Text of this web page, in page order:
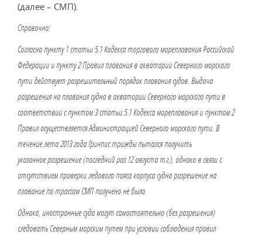
(далее – СМП).
Справочно:
Согласно пункту 1 статьи 5.1 Кодекса торгового мореплавания Российской
Федерации и пункту 2 Правил плавания в акватории Северного морского
пути действует разрешительный порядок плавания судов. Выдача
разрешения на плавания судна в акватории Северного морского пути в
соответствии с пунктом 3 статьи 5.1 Кодекса мореплавания и пунктом 2
Правил осуществляется Администрацией Северного морского пути. В
течение лета 2013 года Гринпис трижды пытался получить
указанное разрешение (последний раз 12 августа т.г.), однако в связи с
отсутствием проверки ледового пояса корпуса судна разрешение на
плавание по трассам СМП получено не было.
Однако, иностранные суда могут самостоятельно (без разрешения)
следовать Северным морским путем при условии соблюдения правил